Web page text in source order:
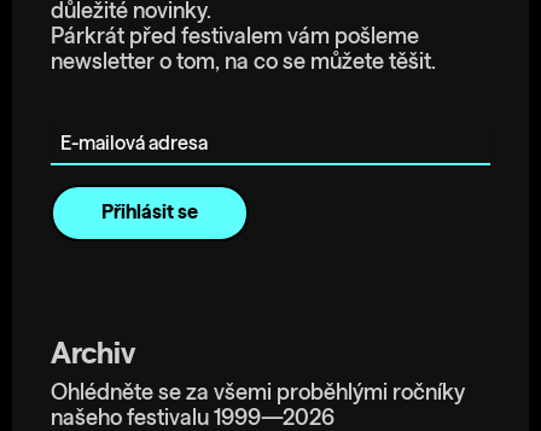
důležité novinky.
Párkrát před festivalem vám pošleme
newsletter o tom, na co se můžete těšit.
Archiv
Ohlédněte se za všemi proběhlými ročníky
našeho festivalu 1999—2026